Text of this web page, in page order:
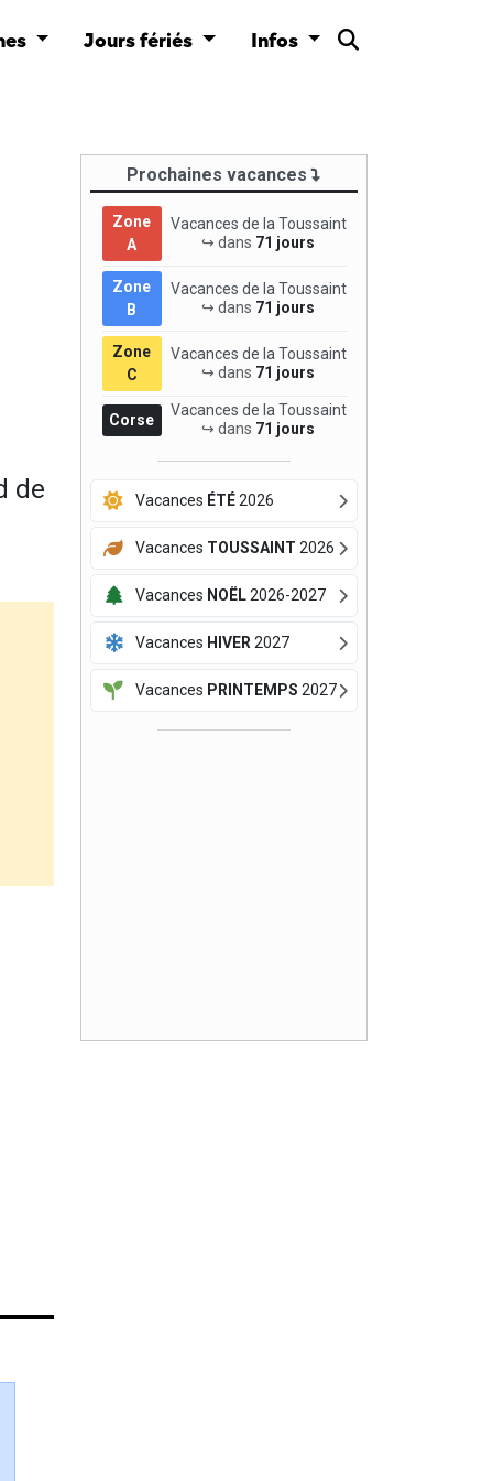
Jours fériés Infos
de
Prochaines vacances
Zone
A
Vacances de la Toussaint
↪ dans 71 jours
Zone
B
Vacances de la Toussaint
↪ dans 71 jours
Zone
C
Vacances de la Toussaint
↪ dans 71 jours
Corse
Vacances de la Toussaint
↪ dans 71 jours
Vacances ÉTÉ2026
Vacances TOUSSAINT 2026
Vacances NOËL2026-2027
Vacances HIVER 2027
Vacances PRINTEMPS 2027